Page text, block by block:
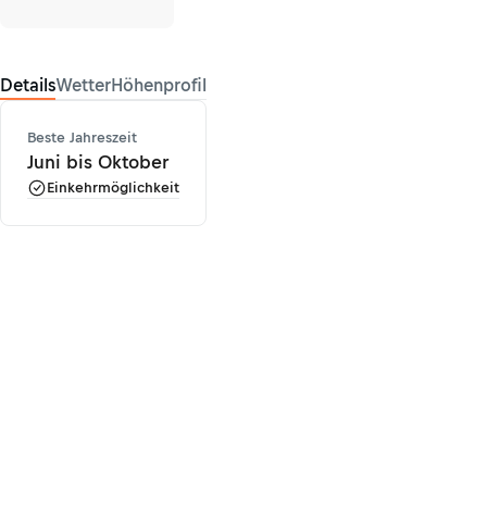
DetailsWetterHöhenprofil
Beste Jahreszeit
Juni bis Oktober
Einkehrmöglichkeit